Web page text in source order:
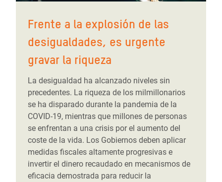
Frente a la explosión de las
desigualdades, es urgente
gravar la riqueza
La desigualdad ha alcanzado niveles sin
precedentes. La riqueza de los milmillonarios
se ha disparado durante la pandemia de la
COVID-19, mientras que millones de personas
se enfrentan a una crisis por el aumento del
coste de la vida. Los Gobiernos deben aplicar
medidas fiscales altamente progresivas e
invertir el dinero recaudado en mecanismos de
eficacia demostrada para reducir la